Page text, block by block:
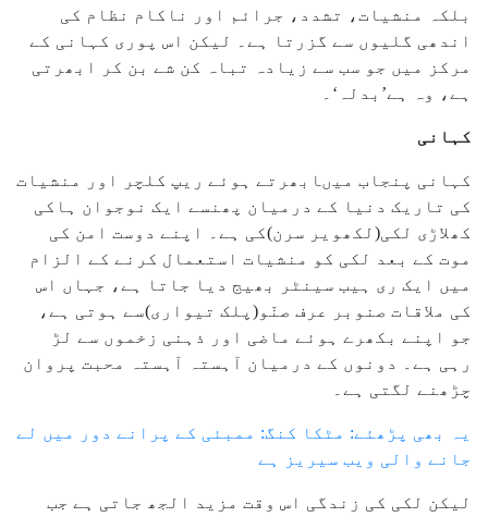
بلکہ منشیات، تشدد، جرائم اور ناکام نظام کی
اندھی گلیوں سے گزرتا ہے۔ لیکن اس پوری کہانی کے
مرکز میں جو سب سے زیادہ تباہ کن شے بن کر ابھرتی
ہے، وہ ہے’بدلہ‘۔
کہانی
کہانی پنجاب میںابھرتے ہوئے ریپ کلچر اور منشیات
کی تاریک دنیا کے درمیان پھنسے ایک نوجوان ہاکی
کھلاڑی لکی(لکھویر سرن)کی ہے۔ اپنے دوست امن کی
موت کے بعد لکی کو منشیات استعمال کرنے کے الزام
میں ایک ری ہیب سینٹر بھیج دیا جاتا ہے، جہاں اس
کی ملاقات صنوبر عرف صنّو(پلک تیواری)سے ہوتی ہے،
جو اپنے بکھرے ہوئے ماضی اور ذہنی زخموں سے لڑ
رہی ہے۔ دونوں کے درمیان آہستہ آہستہ محبت پروان
چڑھنے لگتی ہے۔
یہ بھی پڑھئے: مٹکا کنگ: ممبئی کے پرانے دور میں لے
جانے والی ویب سیریز ہے
لیکن لکی کی زندگی اس وقت مزید الجھ جاتی ہے جب